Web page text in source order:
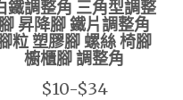
鐵調整角 三角型調整
昇降腳 鐵片調整角
粒 塑膠腳 螺絲 椅腳
櫥櫃腳 調整角
$10-$34